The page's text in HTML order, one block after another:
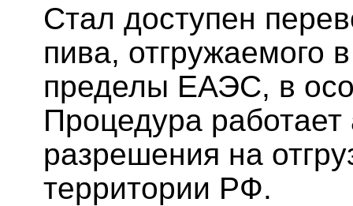
Стал доступен
пива, отгружаемого
пределы ЕАЭС, в
Процедура
разрешения на
территории РФ.